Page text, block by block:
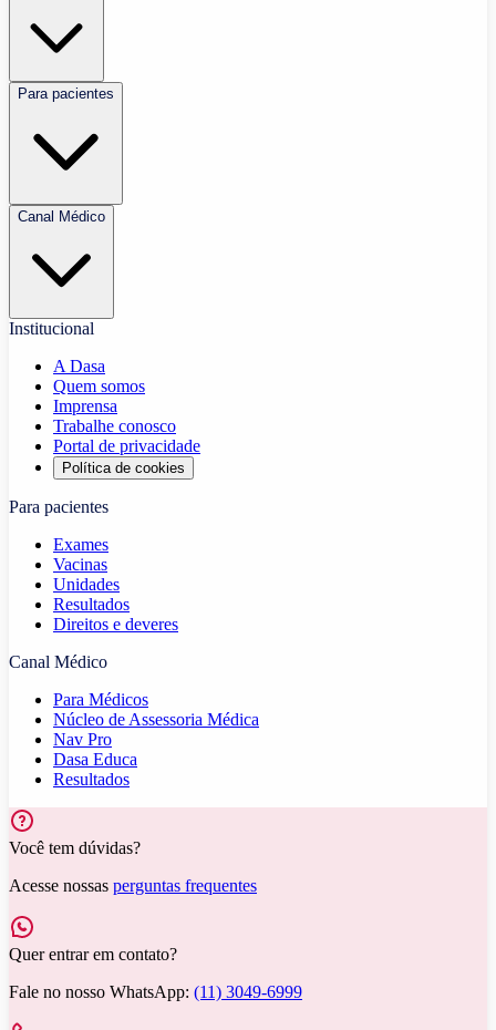
Para pacientes
Canal Médico
Institucional
A Dasa
Quem somos
Imprensa
Trabalhe conosco
Portal de privacidade
Política de cookies
Para pacientes
Exames
Vacinas
Unidades
Resultados
Direitos e deveres
Canal Médico
Para Médicos
Núcleo de Assessoria Médica
Nav Pro
Dasa Educa
Resultados
Você tem dúvidas?
Acesse nossas perguntas frequentes
Quer entrar em contato?
Fale no nosso WhatsApp: (11) 3049-6999